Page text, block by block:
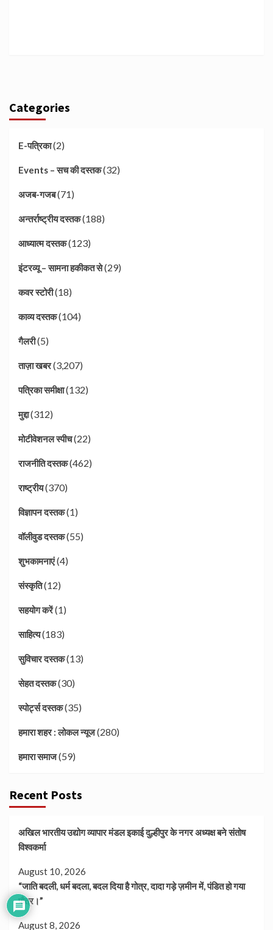
Categories
E-पत्रिका(2)
Events – सच की दस्तक(32)
अजब-गजब(71)
अन्तर्राष्ट्रीय दस्तक(188)
आध्यात्म दस्तक(123)
इंटरव्यू – सामना हकीकत से(29)
कवर स्टोरी(18)
काव्य दस्तक(104)
गैलरी(5)
ताज़ा खबर(3,207)
पत्रिका समीक्षा(132)
मुद्दा(312)
मोटीवेशनल स्पीच(22)
राजनीति दस्तक(462)
राष्ट्रीय(370)
विज्ञापन दस्तक(1)
वॉलीवुड दस्तक(55)
शुभकामनाएं(4)
संस्कृति(12)
सहयोग करें(1)
साहित्य(183)
सुविचार दस्तक(13)
सेहत दस्तक(30)
स्पोर्ट्स दस्तक(35)
हमारा शहर : लोकल न्यूज(280)
हमारा समाज(59)
Recent Posts
अखिल भारतीय उद्योग व्यापार मंडल इकाई दुल्हीपुर के नगर अध्यक्ष बने संतोष
विश्वकर्मा
August 10, 2026
“जाति बदली, धर्म बदला, बदल दिया है गोत्र, दादा गड़े ज़मीन में, पंडित हो गया
पौत्र।”
August 8, 2026